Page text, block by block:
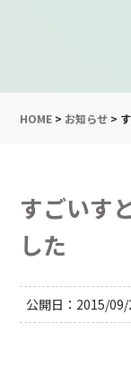
HOME > お知らせ >
すごいす
した
公開日 2015/09/